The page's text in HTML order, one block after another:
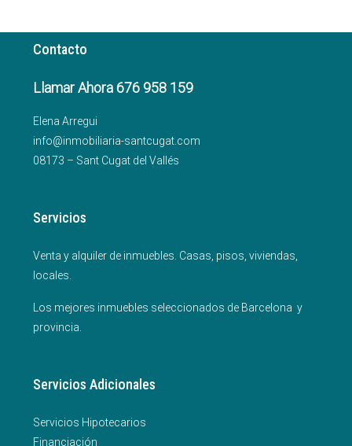
Contacto
Llamar Ahora 676 958 159
Elena Arregui
info@inmobiliaria-santcugat.com
08173 – Sant Cugat del Vallés
Servicios
Venta y alquiler de inmuebles. Casas, pisos, viviendas,
locales.
Los mejores inmuebles seleccionados de Barcelona y
provincia.
Servicios Adicionales
Servicios Hipotecarios
Financiación